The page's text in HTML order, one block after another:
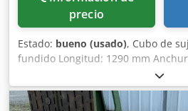
precio
Estado: bueno (usado), Cubo de
fundido Longitud: 1290 mm
Tlsfx An Ejr Altura: 510 mm
T: 42 x 25 mm 2 caras con ranuras
1 tonelada